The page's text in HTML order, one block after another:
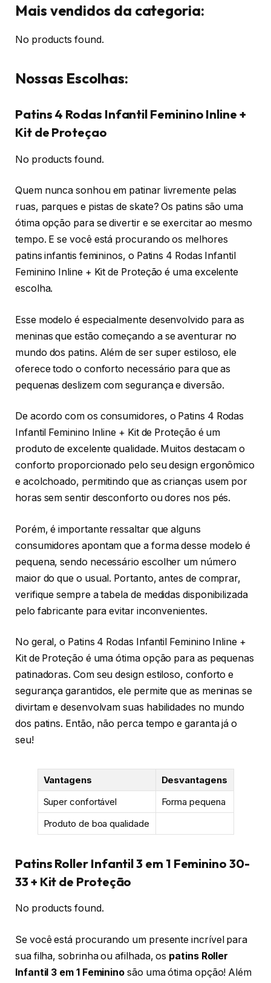
Mais vendidos da categoria:
No products found.
Nossas Escolhas:
Patins 4 Rodas Infantil Feminino Inline +
Kit de Proteçao
No products found.
Quem nunca sonhou em patinar livremente pelas
ruas, parques e pistas de skate? Os patins são uma
ótima opção para se divertir e se exercitar ao mesmo
tempo. E se você está procurando os melhores
patins infantis femininos, o Patins 4 Rodas Infantil
Feminino Inline + Kit de Proteção é uma excelente
escolha.
Esse modelo é especialmente desenvolvido para as
meninas que estão começando a se aventurar no
mundo dos patins. Além de ser super estiloso, ele
oferece todo o conforto necessário para que as
pequenas deslizem com segurança e diversão.
De acordo com os consumidores, o Patins 4 Rodas
Infantil Feminino Inline + Kit de Proteção é um
produto de excelente qualidade. Muitos destacam o
conforto proporcionado pelo seu design ergonômico
e acolchoado, permitindo que as crianças usem por
horas sem sentir desconforto ou dores nos pés.
Porém, é importante ressaltar que alguns
consumidores apontam que a forma desse modelo é
pequena, sendo necessário escolher um número
maior do que o usual. Portanto, antes de comprar,
verifique sempre a tabela de medidas disponibilizada
pelo fabricante para evitar inconvenientes.
No geral, o Patins 4 Rodas Infantil Feminino Inline +
Kit de Proteção é uma ótima opção para as pequenas
patinadoras. Com seu design estiloso, conforto e
segurança garantidos, ele permite que as meninas se
divirtam e desenvolvam suas habilidades no mundo
dos patins. Então, não perca tempo e garanta já o
seu!
Vantagens
Desvantagens
Super confortável
Forma pequena
Produto de boa qualidade
Patins Roller Infantil 3 em 1 Feminino 30-
33 + Kit de Proteção
No products found.
Se você está procurando um presente incrível para
sua filha, sobrinha ou afilhada, os patins Roller
Infantil 3 em 1 Feminino são uma ótima opção! Além